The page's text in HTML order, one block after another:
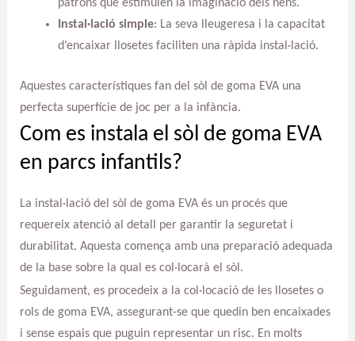
patrons que estimulen la imaginació dels nens.
Instal·lació simple: La seva lleugeresa i la capacitat
d’encaixar llosetes faciliten una ràpida instal·lació.
Aquestes característiques fan del sòl de goma EVA una
perfecta superfície de joc per a la infància.
Com es instala el sòl de goma EVA
en parcs infantils?
La instal·lació del sòl de goma EVA és un procés que
requereix atenció al detall per garantir la seguretat i
durabilitat. Aquesta comença amb una preparació adequada
de la base sobre la qual es col·locarà el sòl.
Seguidament, es procedeix a la col·locació de les llosetes o
rols de goma EVA, assegurant-se que quedin ben encaixades
i sense espais que puguin representar un risc. En molts